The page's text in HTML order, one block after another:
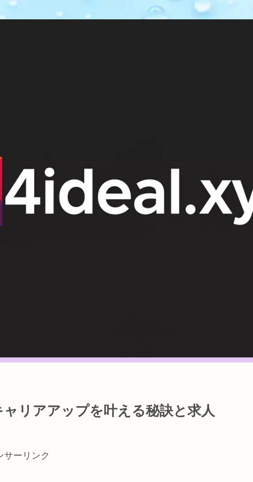
リアアップを叶える秘訣と求人
サーリンク